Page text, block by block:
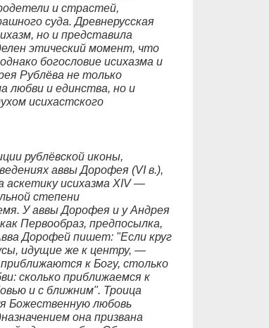
и страстей,
суда. Древнерусская
но и представила
этический момент, что
богословие исихазма и
Рублёва не только
любви и единства, но и
исихастского
рублёвской иконы,
аввы Дорофея (VI в.),
аскетику исихазма XIV —
степени
У аввы Дорофея и у Андрея
Первообраз, предпосылка,
Дорофей пишет: "Если круг
идущие же к центру, —
к Богу, столько
сколько приближаемся к
и с ближним". Троица
Божественную любовь
она призвана